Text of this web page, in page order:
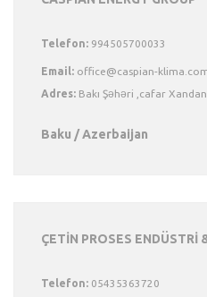
Telefon: 994505700033
Email:
Adres: Bakı Şəhəri ,cafar
Baku / Azerbaijan
ÇETİN PROSES ENDÜSTRİ
Telefon: 05435363720